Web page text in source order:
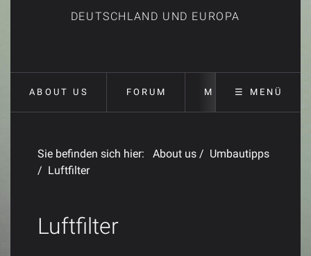
DEUTSCHLAND UND EUROPA
ABOUT US FORUM MEETINGS
☰ MENÜ
Sie befinden sich hier: About us / Umbautipps
/ Luftfilter
Luftfilter